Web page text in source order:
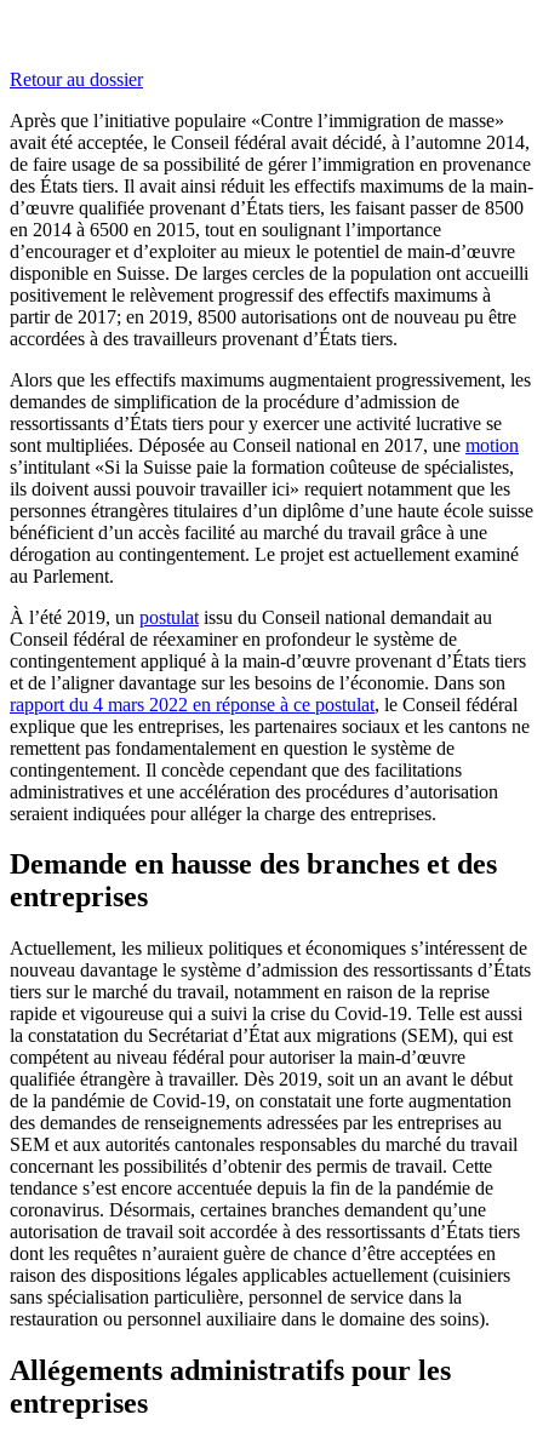
Retour au dossier
Après que l’initiative populaire «Contre l’immigration de masse»
avait été acceptée, le Conseil fédéral avait décidé, à l’automne 2014,
de faire usage de sa possibilité de gérer l’immigration en provenance
des États tiers. Il avait ainsi réduit les effectifs maximums de la main-
d’œuvre qualifiée provenant d’États tiers, les faisant passer de 8500
en 2014 à 6500 en 2015, tout en soulignant l’importance
d’encourager et d’exploiter au mieux le potentiel de main-d’œuvre
disponible en Suisse. De larges cercles de la population ont accueilli
positivement le relèvement progressif des effectifs maximums à
partir de 2017; en 2019, 8500 autorisations ont de nouveau pu être
accordées à des travailleurs provenant d’États tiers.
Alors que les effectifs maximums augmentaient progressivement, les
demandes de simplification de la procédure d’admission de
ressortissants d’États tiers pour y exercer une activité lucrative se
sont multipliées. Déposée au Conseil national en 2017, une motion
s’intitulant «Si la Suisse paie la formation coûteuse de spécialistes,
ils doivent aussi pouvoir travailler ici» requiert notamment que les
personnes étrangères titulaires d’un diplôme d’une haute école suisse
bénéficient d’un accès facilité au marché du travail grâce à une
dérogation au contingentement. Le projet est actuellement examiné
au Parlement.
À l’été 2019, un postulat issu du Conseil national demandait au
Conseil fédéral de réexaminer en profondeur le système de
contingentement appliqué à la main-d’œuvre provenant d’États tiers
et de l’aligner davantage sur les besoins de l’économie. Dans son
rapport du 4 mars 2022 en réponse à ce postulat, le Conseil fédéral
explique que les entreprises, les partenaires sociaux et les cantons ne
remettent pas fondamentalement en question le système de
contingentement. Il concède cependant que des facilitations
administratives et une accélération des procédures d’autorisation
seraient indiquées pour alléger la charge des entreprises.
Demande en hausse des branches et des
entreprises
Actuellement, les milieux politiques et économiques s’intéressent de
nouveau davantage le système d’admission des ressortissants d’États
tiers sur le marché du travail, notamment en raison de la reprise
rapide et vigoureuse qui a suivi la crise du Covid-19. Telle est aussi
la constatation du Secrétariat d’État aux migrations (SEM), qui est
compétent au niveau fédéral pour autoriser la main-d’œuvre
qualifiée étrangère à travailler. Dès 2019, soit un an avant le début
de la pandémie de Covid-19, on constatait une forte augmentation
des demandes de renseignements adressées par les entreprises au
SEM et aux autorités cantonales responsables du marché du travail
concernant les possibilités d’obtenir des permis de travail. Cette
tendance s’est encore accentuée depuis la fin de la pandémie de
coronavirus. Désormais, certaines branches demandent qu’une
autorisation de travail soit accordée à des ressortissants d’États tiers
dont les requêtes n’auraient guère de chance d’être acceptées en
raison des dispositions légales applicables actuellement (cuisiniers
sans spécialisation particulière, personnel de service dans la
restauration ou personnel auxiliaire dans le domaine des soins).
Allégements administratifs pour les
entreprises